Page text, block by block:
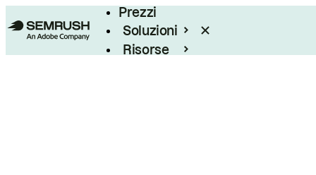
Prezzi
Soluzioni
Risorse